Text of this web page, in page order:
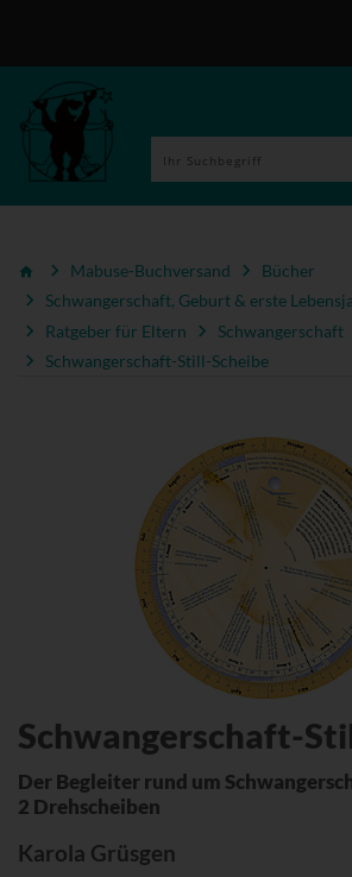
Mabuse-Buchversand
Bücher
Schwangerschaft, Geburt & erste
Ratgeber für Eltern
Schwangerschaft
Schwangerschaft-Still-Scheibe
Schwangerschaft-
Der Begleiter rund um
2 Drehscheiben
Karola Grüsgen